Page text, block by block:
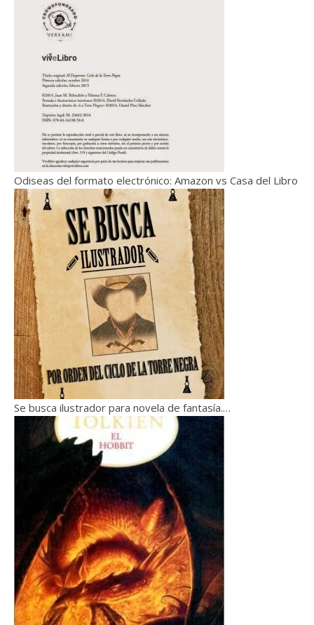
Odiseas del formato electrónico: Amazon vs Casa del Libro
Se busca ilustrador para novela de fantasía.…